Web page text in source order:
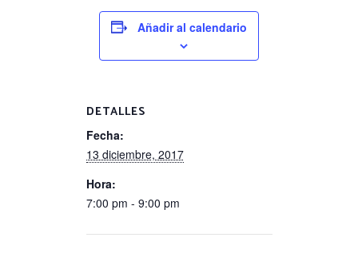
Añadir al calendario
DETALLES
Fecha:
13 diciembre, 2017
Hora:
7:00 pm - 9:00 pm